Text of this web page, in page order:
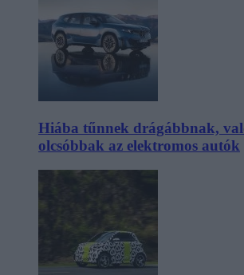
Hiába tűnnek drágábbnak,
olcsóbbak az elektromos autók